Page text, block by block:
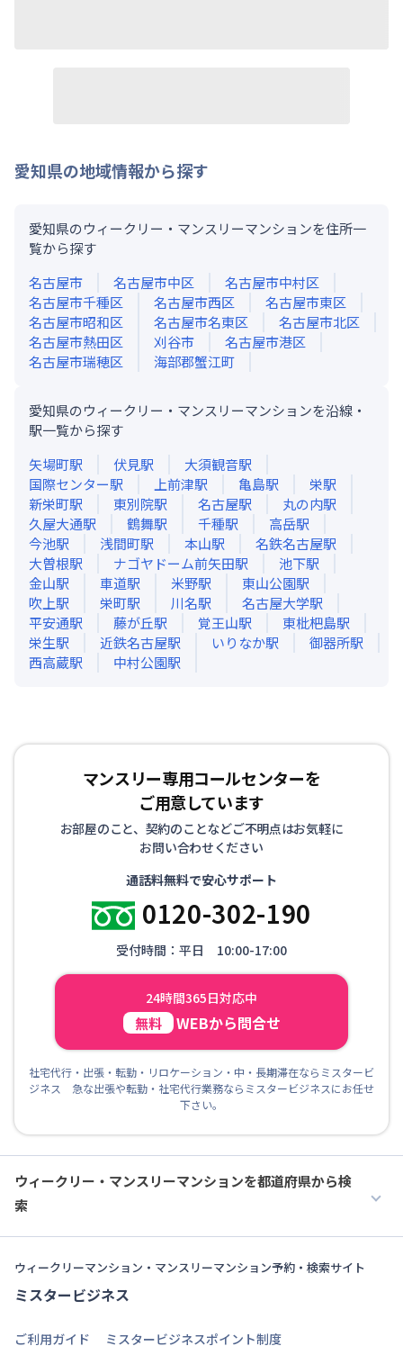
愛知県の地域情報から探す
愛知県のウィークリー・マンスリーマンションを住所一
覧から探す
名古屋市
名古屋市中区
名古屋市中村区
名古屋市千種区
名古屋市西区
名古屋市東区
名古屋市昭和区
名古屋市名東区
名古屋市北区
名古屋市熱田区
刈谷市
名古屋市港区
名古屋市瑞穂区
海部郡蟹江町
愛知県のウィークリー・マンスリーマンションを沿線・
駅一覧から探す
矢場町駅 伏見駅 大須観音駅
国際センター駅 上前津駅 亀島駅 栄駅
新栄町駅 東別院駅 名古屋駅 丸の内駅
久屋大通駅 鶴舞駅 千種駅 高岳駅
今池駅 浅間町駅 本山駅 名鉄名古屋駅
大曽根駅 ナゴヤドーム前矢田駅 池下駅
金山駅 車道駅 米野駅 東山公園駅
吹上駅 栄町駅 川名駅 名古屋大学駅
平安通駅 藤が丘駅 覚王山駅 東枇杷島駅
栄生駅 近鉄名古屋駅 いりなか駅 御器所駅
西高蔵駅 中村公園駅
マンスリー専用コールセンターを
ご用意しています
お部屋のこと、契約のことなどご不明点はお気軽に
お問い合わせください
通話料無料で安心サポート
0120-302-190
受付時間：平日 10:00-17:00
24時間365日対応中
無料 WEBから問合せ
社宅代行・出張・転勤・リロケーション・中・長期滞在ならミスタービ
ジネス 急な出張や転勤・社宅代行業務ならミスタービジネスにお任せ
下さい。
ウィークリー・マンスリーマンションを都道府県から検
索
ウィークリーマンション・マンスリーマンション予約・検索サイト
ミスタービジネス
ご利用ガイド ミスタービジネスポイント制度